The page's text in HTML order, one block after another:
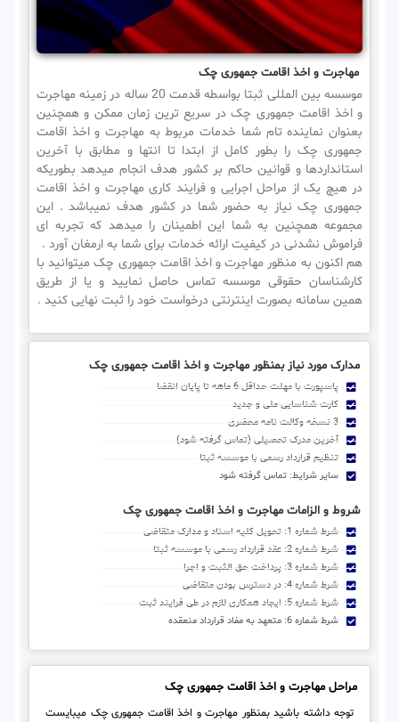
مهاجرت و اخذ اقامت جمهوری چک
موسسه بین المللی ثبتا بواسطه قدمت 20 ساله در زمینه مهاجرت
و اخذ اقامت جمهوری چک در سریع ترین زمان ممکن و همچنین
بعنوان نماینده تام شما خدمات مربوط به مهاجرت و اخذ اقامت
جمهوری چک را بطور کامل از ابتدا تا انتها و مطابق با آخرین
استانداردها و قوانین حاکم بر کشور هدف انجام میدهد بطوریکه
در هیچ یک از مراحل اجرایی و فرایند کاری مهاجرت و اخذ اقامت
جمهوری چک نیاز به حضور شما در کشور هدف نمیباشد . این
مجموعه همچنین به شما این اطمینان را میدهد که تجربه ای
فراموش نشدنی در کیفیت ارائه خدمات برای شما به ارمغان آورد .
هم اکنون به منظور مهاجرت و اخذ اقامت جمهوری چک میتوانید با
کارشناسان حقوقی موسسه تماس حاصل نمایید و یا از طریق
همین سامانه بصورت اینترنتی درخواست خود را ثبت نهایی کنید .
مدارک مورد نیاز بمنظور مهاجرت و اخذ اقامت جمهوری چک
پاسپورت با مهلت حداقل 6 ماهه تا پایان انقضا
کارت شناسایی ملی و جدید
3 نسخه وکالت نامه محضری
آخرین مدرک تحصیلی (تماس گرفته شود)
تنظیم قرارداد رسمی با موسسه ثبتا
سایر شرایط: تماس گرفته شود
شروط و الزامات مهاجرت و اخذ اقامت جمهوری چک
شرط شماره 1: تحویل کلیه اسناد و مدارک متقاضی
شرط شماره 2: عقد قرارداد رسمی با موسسه ثبتا
شرط شماره 3: پرداخت حق الثبت و اجرا
شرط شماره 4: در دسترس بودن متقاضی
شرط شماره 5: ایجاد همکاری لازم در طی فرایند ثبت
شرط شماره 6: متعهد به مفاد قرارداد منعقده
مراحل مهاجرت و اخذ اقامت جمهوری چک
توجه داشته باشید بمنظور مهاجرت و اخذ اقامت جمهوری چک میبایست